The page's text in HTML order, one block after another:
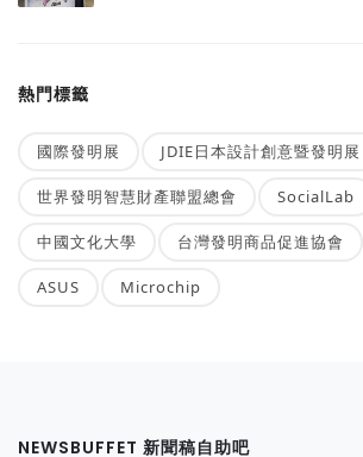
熱門標籤
國際發明展 JDIE日本設計創意暨發明展
世界發明智慧財產聯盟總會 SocialLab
中國文化大學 台灣發明商品促進協會
ASUS Microchip
NEWSBUFFET 新聞稿自助吧